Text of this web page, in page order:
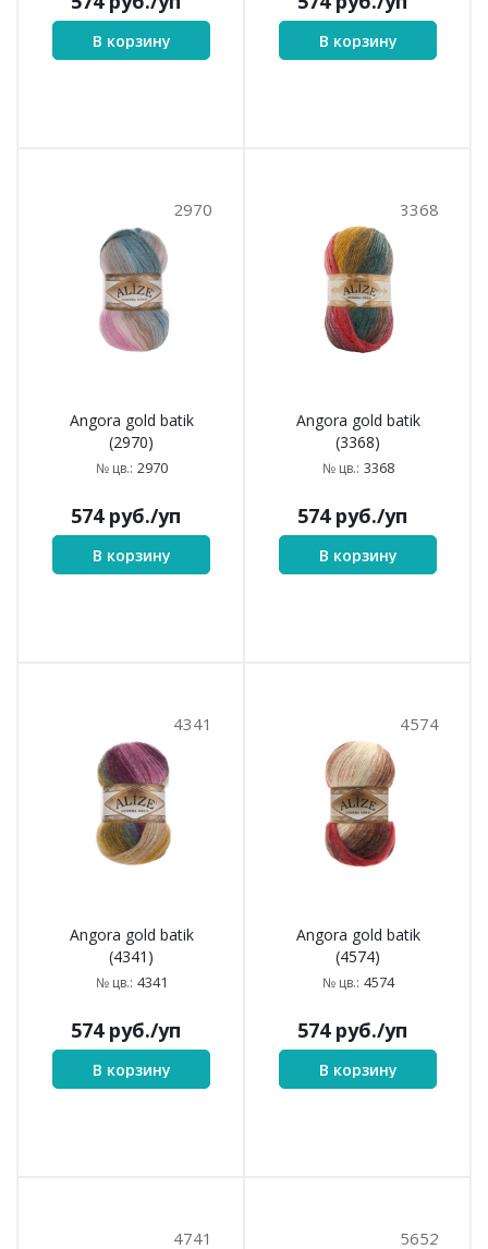
В корзину В корзину
2970
Angora gold batik
(2970)
№ цв.: 2970
574руб./уп
В корзину
3368
Angora gold batik
(3368)
№ цв.: 3368
574руб./уп
В корзину
4341
Angora gold batik
(4341)
№ цв.: 4341
574руб./уп
В корзину
4574
Angora gold batik
(4574)
№ цв.: 4574
574руб./уп
В корзину
4741 5652